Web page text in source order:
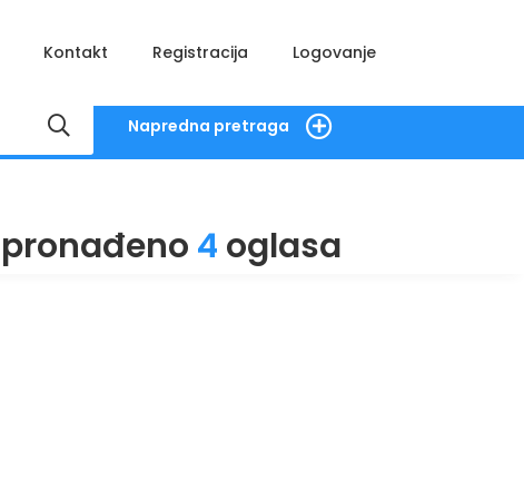
Kontakt Registracija Logovanje
Napredna pretraga
pronađeno 4 oglasa